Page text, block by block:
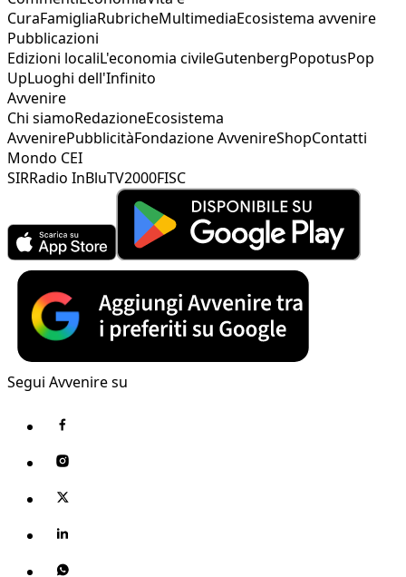
CuraFamigliaRubricheMultimediaEcosistema avvenire
Pubblicazioni
Edizioni localiL'economia civileGutenbergPopotusPop
UpLuoghi dell'Infinito
Avvenire
Chi siamoRedazioneEcosistema
AvvenirePubblicitàFondazione AvvenireShopContatti
Mondo CEI
SIRRadio InBluTV2000FISC
Segui Avvenire su